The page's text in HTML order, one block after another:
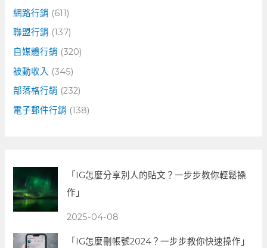
網路行銷 (611)
聯盟行銷 (137)
自媒體行銷 (320)
被動收入 (345)
部落格行銷 (232)
電子郵件行銷 (138)
「IG怎麼分享別人的貼文？一步步教你輕鬆操
作」
2025-04-08
「IG怎麼刪帳號2024？一步步教你快速操作」